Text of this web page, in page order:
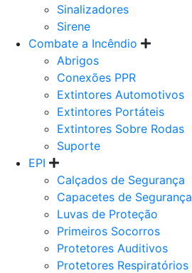
Sinalizadores
Sirene
Combate a Incêndio
Abrigos
Conexões PPR
Extintores Automotivos
Extintores Portáteis
Extintores Sobre Rodas
Suporte
EPI
Calçados de Segurança
Capacetes de Segurança
Luvas de Proteção
Primeiros Socorros
Protetores Auditivos
Protetores Respiratórios